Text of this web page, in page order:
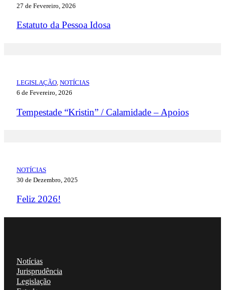
27 de Fevereiro, 2026
Estatuto da Pessoa Idosa
LEGISLAÇÃO, NOTÍCIAS
6 de Fevereiro, 2026
Tempestade “Kristin” / Calamidade – Apoios
NOTÍCIAS
30 de Dezembro, 2025
Feliz 2026!
Notícias
Jurisprudência
Legislação